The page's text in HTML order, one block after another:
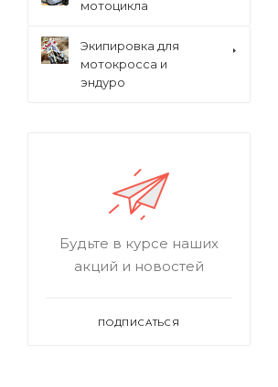
мотоцикла
Экипировка для
мотокросса и
эндуро
Будьте в курсе наших
акций и новостей
ПОДПИСАТЬСЯ